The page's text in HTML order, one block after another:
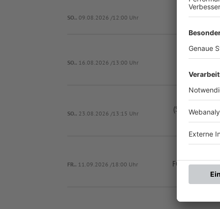
SO.. 09.08.2026 /12:00 Uhr SG
SO.. 16.08.2026 /13:00 Uhr SV
SO.. 23.08.2026 /13:15 Uhr (SG 1) Tapfheim/
FR.. 11.09.2026 /18:00 Uhr FC Pfaffenhofen-